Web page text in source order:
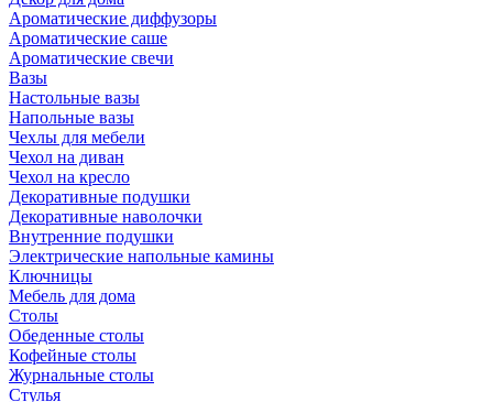
Ароматические диффузоры
Ароматические саше
Ароматические свечи
Вазы
Настольные вазы
Напольные вазы
Чехлы для мебели
Чехол на диван
Чехол на кресло
Декоративные подушки
Декоративные наволочки
Внутренние подушки
Электрические напольные камины
Ключницы
Мебель для дома
Столы
Обеденные столы
Кофейные столы
Журнальные столы
Стулья